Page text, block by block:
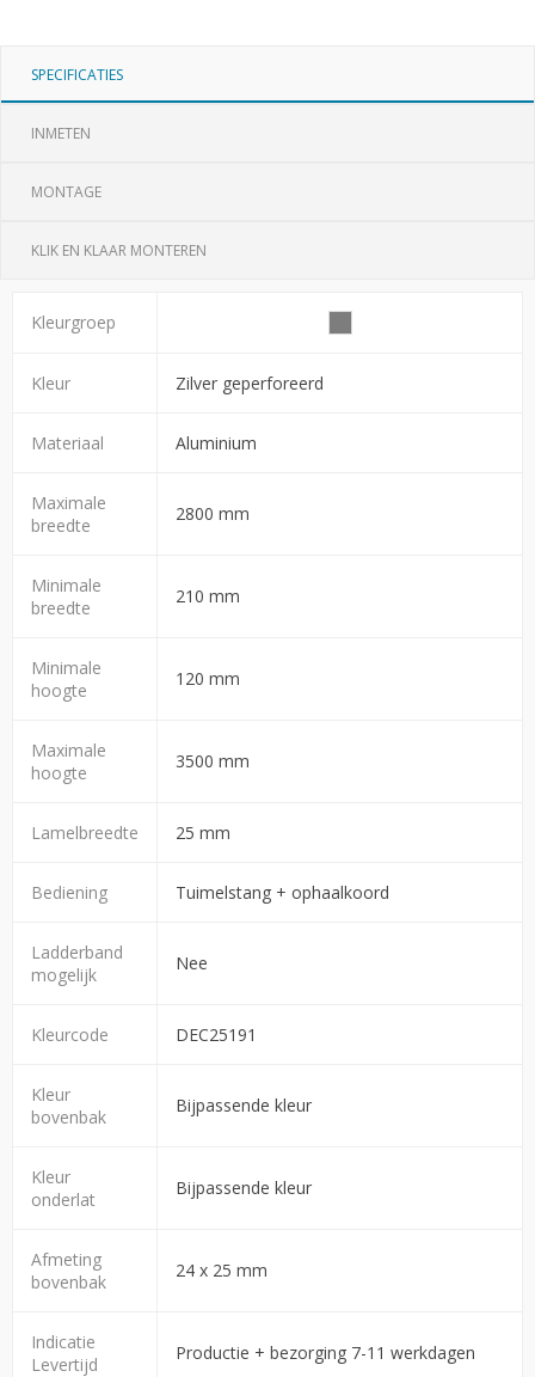
SPECIFICATIES
INMETEN
MONTAGE
KLIK EN KLAAR MONTEREN
Kleurgroep
Kleur Zilver geperforeerd
Materiaal Aluminium
Maximale
breedte
2800 mm
Minimale
breedte
210 mm
Minimale
hoogte
120 mm
Maximale
hoogte
3500 mm
Lamelbreedte 25 mm
Bediening Tuimelstang + ophaalkoord
Ladderband
mogelijk
Nee
Kleurcode DEC25191
Kleur
bovenbak
Bijpassende kleur
Kleur
onderlat
Bijpassende kleur
Afmeting
bovenbak
24 x 25 mm
Indicatie
Levertijd
Productie + bezorging 7-11 werkdagen